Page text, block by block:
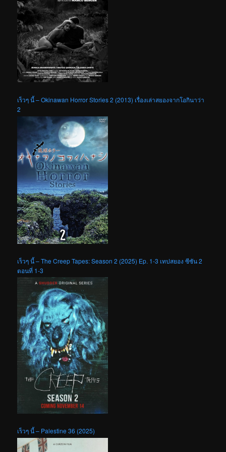
เร็วๆ นี้ – Okinawan Horror Stories 2 (2013) เรื่องเล่าสยองจากโอกินาว่า
2
เร็วๆ นี้ – The Creep Tapes: Season 2 (2025) Ep. 1-3 เทปสยอง ซีซัน 2
ตอนที่ 1-3
เร็วๆ นี้ – Palestine 36 (2025)